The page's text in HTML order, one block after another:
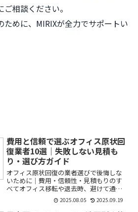
相談ください。
ために、MIRIXが全力でサポートい
費用と信頼で選ぶオフィス原状回
復業者10選｜失敗しない見積も
り・選び方ガイド
オフィス原状回復の業者選びで後悔しな
いために｜費用・信頼性・見積もりのす
べてオフィス移転や退去時、避けて通れ
ないのが「オフィス原状回復」。「一体
いくらかかるの？」「どの業者が信頼で
2025.08.05 2025.09.19